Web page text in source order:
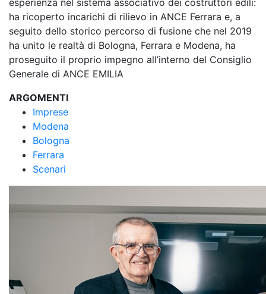
esperienza nel sistema associativo dei costruttori edili:
ha ricoperto incarichi di rilievo in ANCE Ferrara e, a
seguito dello storico percorso di fusione che nel 2019
ha unito le realtà di Bologna, Ferrara e Modena, ha
proseguito il proprio impegno all’interno del Consiglio
Generale di ANCE EMILIA
ARGOMENTI
Imprese
Modena
Bologna
Ferrara
Scenari